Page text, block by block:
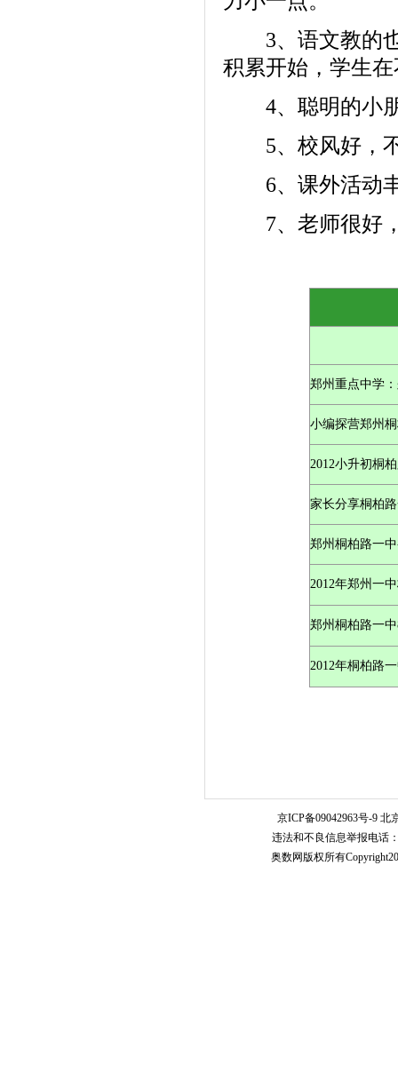
3、语文教的也
积累开始，学生
4、聪明的小
5、校风好，不
6、课外活动
7、老师很好，
郑州重点中学
小编探营郑州
2012小升初桐
家长分享桐柏
郑州桐柏路一
2012年郑州一
郑州桐柏路一
2012年桐柏路
京ICP备09042963号-9 北
违法和不良信息举报电话
奥数网版权所有